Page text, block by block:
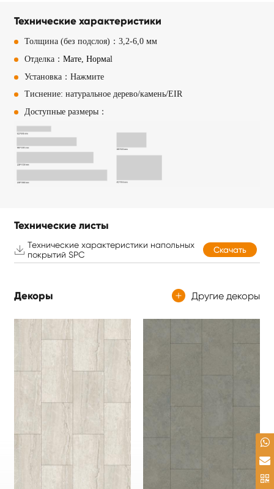
Технические характеристики
Толщина (без подслоя)：3,2-6,0 мм
Отделка：Мате, Нормаl
Установка：Нажмите
Тиснение: натуральное дерево/камень/EIR
Доступные размеры：
Технические листы
 Технические характеристики напольных
покрытий SPC
Скачать
Декоры Другие декоры